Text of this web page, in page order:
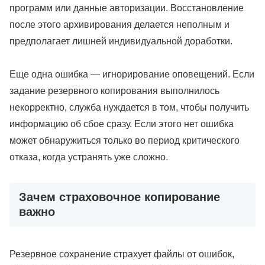
программ или данные авторизации. Восстановление
после этого архивирования делается неполным и
предполагает лишней индивидуальной доработки.
Еще одна ошибка — игнорирование оповещений. Если
задание резервного копирования выполнилось
некорректно, служба нуждается в том, чтобы получить
информацию об сбое сразу. Если этого нет ошибка
может обнаружиться только во период критического
отказа, когда устранять уже сложно.
Зачем страховочное копирование
важно
Резервное сохранение страхует файлы от ошибок,